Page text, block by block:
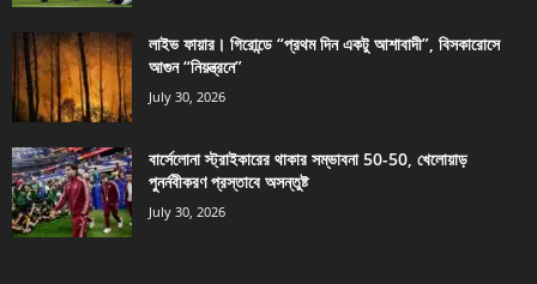
লাইভ ফায়ার। গিরোন্ডে “প্রথম দিন একটু আশাবাদী”, বিসকারোসে
আগুন “নিয়ন্ত্রনে”
July 30, 2026
বার্সেলোনা স্ট্রাইকারের থাকার সম্ভাবনা 50-50, খেলোয়াড়
পুনর্নবীকরণ প্রস্তাবে অসন্তুষ্ট
July 30, 2026